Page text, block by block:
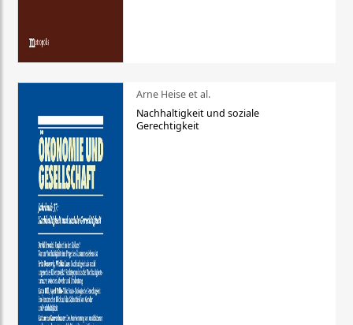
Arne Heise et al.
Nachhaltigkeit und soziale
Gerechtigkeit